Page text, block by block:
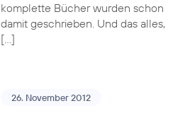
komplette Bücher wurden schon
damit geschrieben. Und das alles,
[…]
26. November 2012